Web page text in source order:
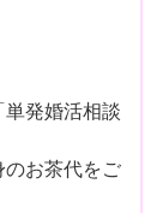
発婚活相談
お茶代をご